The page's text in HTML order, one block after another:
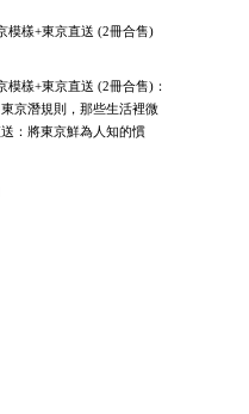
模樣+東京直送 (2冊合售)
樣+東京直送 (2冊合售)：
京潛規則，那些生活裡微
：將東京鮮為人知的慣